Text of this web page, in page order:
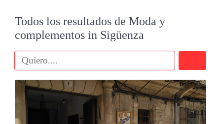
Todos los resultados de Moda y
complementos in Sigüenza